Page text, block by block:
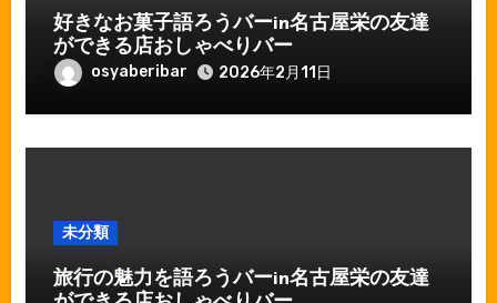
好きなお菓子語ろうバーin名古屋栄の友達
ができる店おしゃべりバー
osyaberibar 2026年2月11日
未分類
旅行の魅力を語ろうバーin名古屋栄の友達